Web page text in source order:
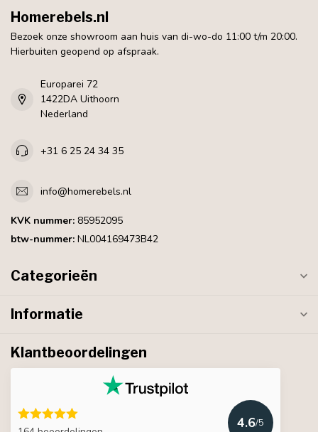
Homerebels.nl
Bezoek onze showroom aan huis van di-wo-do 11:00 t/m 20:00.
Hierbuiten geopend op afspraak.
Europarei 72
1422DA Uithoorn
Nederland
+31 6 25 24 34 35
info@homerebels.nl
KVK nummer: 85952095
btw-nummer: NL004169473B42
Categorieën
Informatie
Klantbeoordelingen
4.6/5